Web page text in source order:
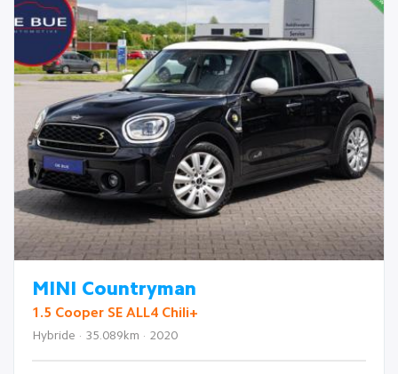
MINI Countryman
1.5 Cooper SE ALL4 Chili+
Hybride · 35.089km · 2020